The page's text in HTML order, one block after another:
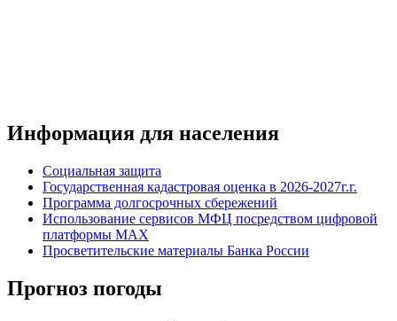
Информация для населения
Социальная защита
Государственная кадастровая оценка в 2026-2027г.г.
Программа долгосрочных сбережений
Использование сервисов МФЦ посредством цифровой
платформы MAX
Просветительские материалы Банка России
Прогноз погоды